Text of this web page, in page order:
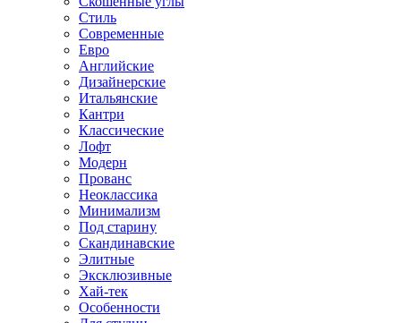
Стиль
Современные
Евро
Английские
Дизайнерские
Итальянские
Кантри
Классические
Лофт
Модерн
Прованс
Неоклассика
Минимализм
Под старину
Скандинавские
Элитные
Эксклюзивные
Хай-тек
Особенности